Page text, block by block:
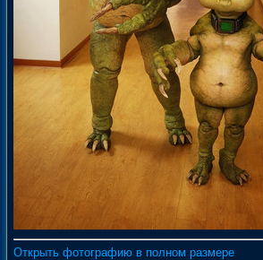
Открыть фотографию в полном размере